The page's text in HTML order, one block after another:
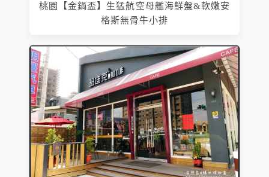
桃園【金鍋盃】生猛航空母艦海鮮盤&軟嫩安
格斯無骨牛小排